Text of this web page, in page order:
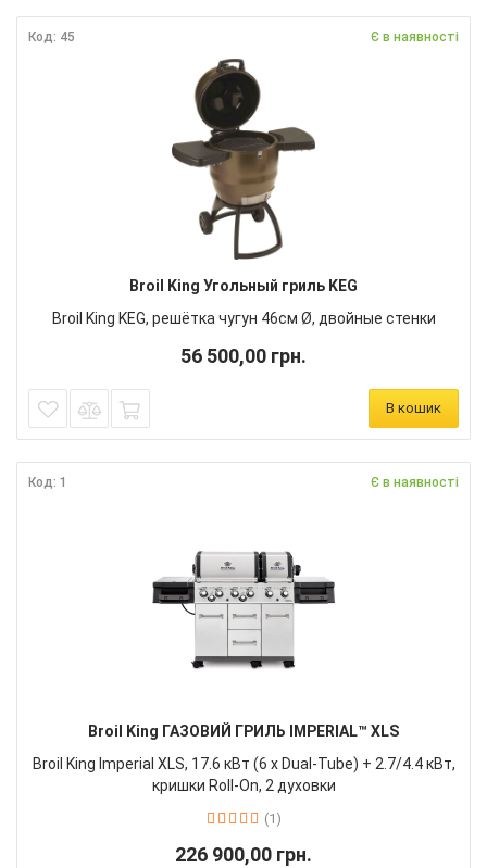
Код: 45 Є в наявності
Broil King Угольный гриль KEG
Broil King KEG, решётка чугун 46см Ø, двойные стенки
56 500,00 грн.
В кошик
Код: 1 Є в наявності
Broil King ГАЗОВИЙ ГРИЛЬ IMPERIAL™ XLS
Broil King Imperial XLS, 17.6 кВт (6 х Dual-Tube) + 2.7/4.4 кВт,
кришки Roll-On, 2 духовки
(1)
226 900,00 грн.